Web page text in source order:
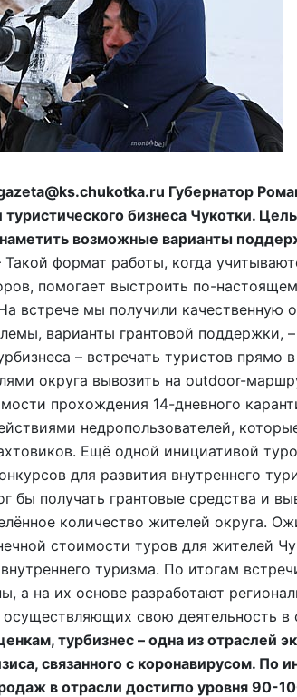
Губернатор
бизнеса Чукотки.
возможные варианты
Такой формат работы, когда
помогает выстроить по-
встрече мы получили качественную
варианты грантовой поддержки,
– встречать туристов прямо
округа вывозить на outdoor-
прохождения 14-дневного
недропользователей,
Ещё одной инициативой
для развития внутреннего
бы получать грантовые средства и
количество жителей округа.
стоимости туров для жителей
туризма. По итогам
а на их основе разработают
свою деятельность в
турбизнес – одна из отраслей
связанного с коронавирусом. По
в отрасли достигло уровня 90-